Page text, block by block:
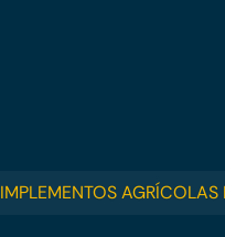
AGRÍCOLAS